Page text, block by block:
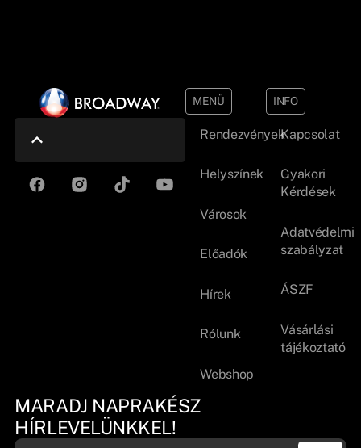
MENÜ
Rendezvények
Helyszínek
Városok
Előadók
Hírek
Rólunk
Webshop
INFO
Kapcsolat
Gyakori
Kérdések
Adatvédelmi
szabályzat
ÁSZF
Vásárlási
tájékoztató
MARADJ NAPRAKÉSZ
HÍRLEVELÜNKKEL!